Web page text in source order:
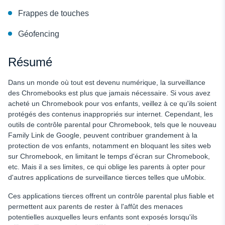
Frappes de touches
Géofencing
Résumé
Dans un monde où tout est devenu numérique, la surveillance
des Chromebooks est plus que jamais nécessaire. Si vous avez
acheté un Chromebook pour vos enfants, veillez à ce qu'ils soient
protégés des contenus inappropriés sur internet. Cependant, les
outils de contrôle parental pour Chromebook, tels que le nouveau
Family Link de Google, peuvent contribuer grandement à la
protection de vos enfants, notamment en bloquant les sites web
sur Chromebook, en limitant le temps d'écran sur Chromebook,
etc. Mais il a ses limites, ce qui oblige les parents à opter pour
d'autres applications de surveillance tierces telles que uMobix.
Ces applications tierces offrent un contrôle parental plus fiable et
permettent aux parents de rester à l'affût des menaces
potentielles auxquelles leurs enfants sont exposés lorsqu'ils